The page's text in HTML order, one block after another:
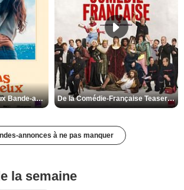
Les Matins merveilleux Bande-annonce VF De la Comédie-Française Teaser VF
annonces à ne pas manquer
la semaine